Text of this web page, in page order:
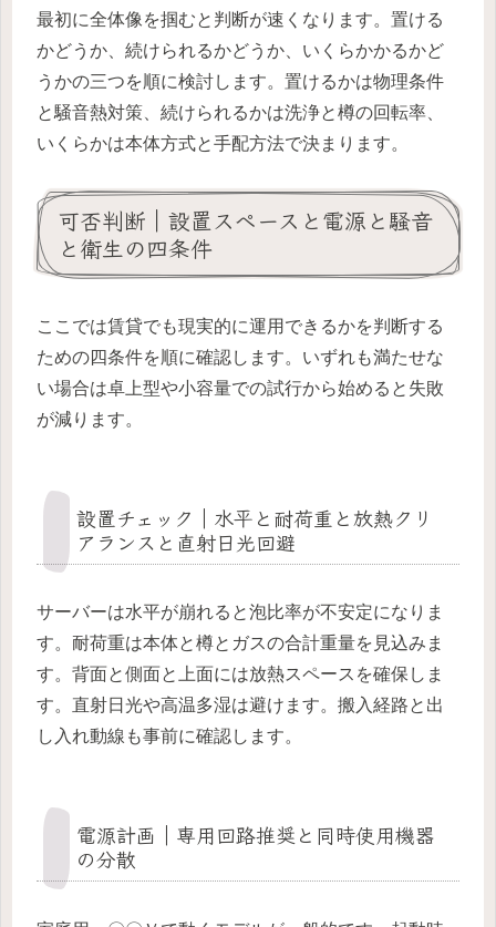
最初に全体像を掴むと判断が速くなります。置ける
かどうか、続けられるかどうか、いくらかかるかど
うかの三つを順に検討します。置けるかは物理条件
と騒音熱対策、続けられるかは洗浄と樽の回転率、
いくらかは本体方式と手配方法で決まります。
可否判断｜設置スペースと電源と騒音
と衛生の四条件
ここでは賃貸でも現実的に運用できるかを判断する
ための四条件を順に確認します。いずれも満たせな
い場合は卓上型や小容量での試行から始めると失敗
が減ります。
設置チェック｜水平と耐荷重と放熱クリ
アランスと直射日光回避
サーバーは水平が崩れると泡比率が不安定になりま
す。耐荷重は本体と樽とガスの合計重量を見込みま
す。背面と側面と上面には放熱スペースを確保しま
す。直射日光や高温多湿は避けます。搬入経路と出
し入れ動線も事前に確認します。
電源計画｜専用回路推奨と同時使用機器
の分散